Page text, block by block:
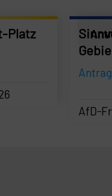
Platz
AfD-
AfD-